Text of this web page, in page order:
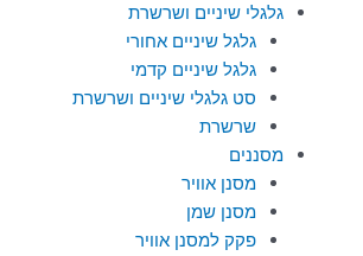
גלגלי שיניים ושרשרת
גלגל שיניים אחורי
גלגל שיניים קדמי
סט גלגלי שיניים ושרשרת
שרשרת
מסננים
מסנן אוויר
מסנן שמן
פקק למסנן אוויר